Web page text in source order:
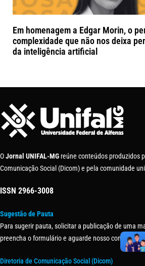
Em homenagem a Edgar Morin, o
complexidade que não nos deixa
da inteligência artificial
OJornal UNIFAL-MG reúne conteúdos produzidos
Comunicação Social (Dicom) e pela comunidade
ISSN 2966-3008
Sugestão de Pauta
Para sugerir pauta, solicitar a publicação de uma
preencha o formulário e aguarde nosso contato.
Diretoria de Comunicação Social (Dicom)